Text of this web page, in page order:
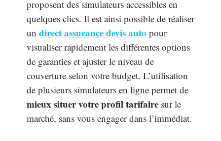
proposent des simulateurs accessibles en
quelques clics. Il est ainsi possible de réaliser
un direct assurance devis auto pour
visualiser rapidement les différentes options
de garanties et ajuster le niveau de
couverture selon votre budget. L’utilisation
de plusieurs simulateurs en ligne permet de
mieux situer votre profil tarifaire sur le
marché, sans vous engager dans l’immédiat.